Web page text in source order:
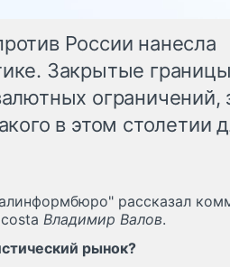
России нанесла
Закрытые
ограничений,
в этом столетии
рассказал
Владимир Валов.
рынок?